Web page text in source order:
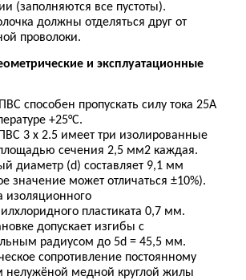
(заполняются все пустоты).
должны отделяться друг от
проволоки.
и эксплуатационные
способен пропускать силу тока 25А
+25°C.
3 х 2.5 имеет три изолированные
сечения 2,5 мм2 каждая.
диаметр (d) составляет 9,1 мм
значение может отличаться ±10%).
изоляционного
пластиката 0,7 мм.
допускает изгибы с
радиусом до 5d = 45,5 мм.
сопротивление постоянному
нелужёной медной круглой жилы